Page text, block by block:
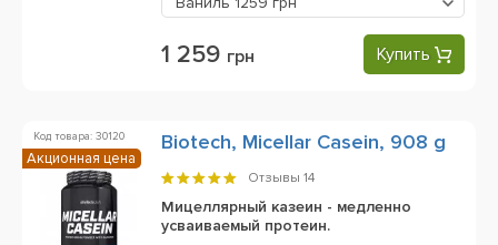
1 259 грн Купить
Код товара: 30120 Biotech, Micellar Casein, 908 g
Отзывы 14
Мицеллярный казеин - медленно
усваиваемый протеин.
Акционная цена